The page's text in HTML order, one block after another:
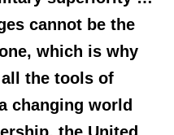
cannot be the
which is why
the tools of
changing world